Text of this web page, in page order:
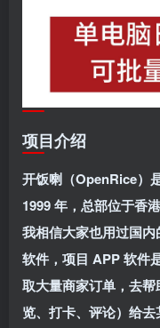
项目介绍
开饭喇（OpenRice）
1999 年，总部位于香港
我相信大家也用过国
软件，项目 APP 软件
取大量商家订单，去
览、打卡、评论）给